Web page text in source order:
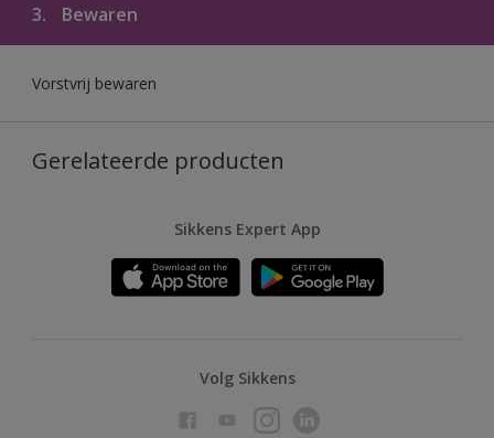
3. Bewaren
Vorstvrij bewaren
Gerelateerde producten
Sikkens Expert App
Volg Sikkens